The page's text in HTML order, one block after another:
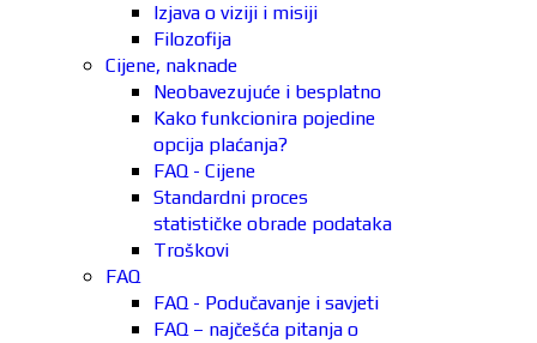
Izjava o viziji i misiji
Filozofija
Cijene, naknade
Neobavezujuće i besplatno
Kako funkcionira pojedine
opcija plaćanja?
FAQ - Cijene
Standardni proces
statističke obrade podataka
Troškovi
FAQ
FAQ - Podučavanje i savjeti
FAQ – najčešća pitanja o